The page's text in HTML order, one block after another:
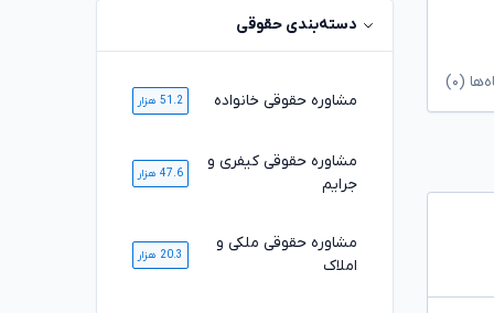
(۰)
دسته‌بندی حقوقی
مشاوره حقوقی خانواده 51.2 هزار
مشاوره حقوقی کیفری و
جرایم
47.6 هزار
مشاوره حقوقی ملکی و
املاک
20.3 هزار